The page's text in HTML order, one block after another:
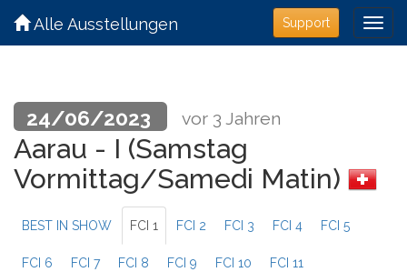
Support
Alle Ausstellungen
24/06/2023 vor 3 Jahren
Aarau - I (Samstag
Vormittag/Samedi Matin)
BEST IN SHOW FCI 1 FCI 2 FCI 3 FCI 4 FCI 5
FCI 6 FCI 7 FCI 8 FCI 9 FCI 10 FCI 11